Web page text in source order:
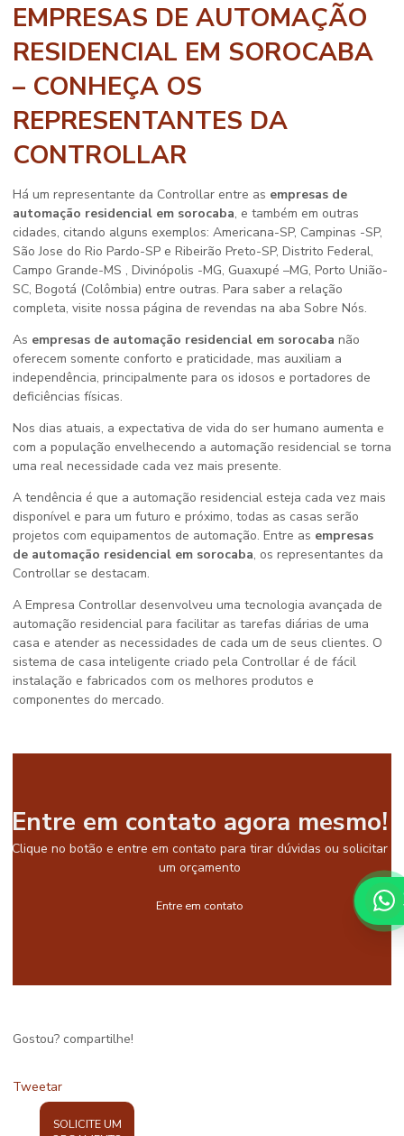
EMPRESAS DE AUTOMAÇÃO
RESIDENCIAL EM SOROCABA
– CONHEÇA OS
REPRESENTANTES DA
CONTROLLAR
Há um representante da Controllar entre as empresas de
automação residencial em sorocaba, e também em outras
cidades, citando alguns exemplos: Americana-SP, Campinas -SP,
São Jose do Rio Pardo-SP e Ribeirão Preto-SP, Distrito Federal,
Campo Grande-MS , Divinópolis -MG, Guaxupé –MG, Porto União-
SC, Bogotá (Colômbia) entre outras. Para saber a relação
completa, visite nossa página de revendas na aba Sobre Nós.
As empresas de automação residencial em sorocaba não
oferecem somente conforto e praticidade, mas auxiliam a
independência, principalmente para os idosos e portadores de
deficiências físicas.
Nos dias atuais, a expectativa de vida do ser humano aumenta e
com a população envelhecendo a automação residencial se torna
uma real necessidade cada vez mais presente.
A tendência é que a automação residencial esteja cada vez mais
disponível e para um futuro e próximo, todas as casas serão
projetos com equipamentos de automação. Entre as empresas
de automação residencial em sorocaba, os representantes da
Controllar se destacam.
A Empresa Controllar desenvolveu uma tecnologia avançada de
automação residencial para facilitar as tarefas diárias de uma
casa e atender as necessidades de cada um de seus clientes. O
sistema de casa inteligente criado pela Controllar é de fácil
instalação e fabricados com os melhores produtos e
componentes do mercado.
Entre em contato agora mesmo!
Clique no botão e entre em contato para tirar dúvidas ou solicitar
um orçamento
Entre em contato
Gostou? compartilhe!
Tweetar
SOLICITE UM